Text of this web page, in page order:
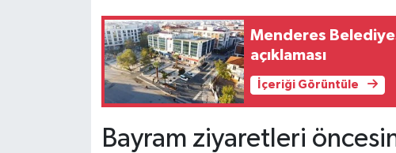
Menderes
açıklaması
İçeriği Görüntüle
Bayram ziyaretleri